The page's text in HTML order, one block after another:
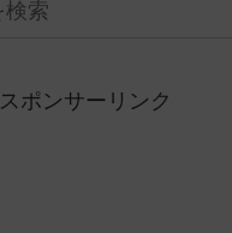
スポンサーリンク